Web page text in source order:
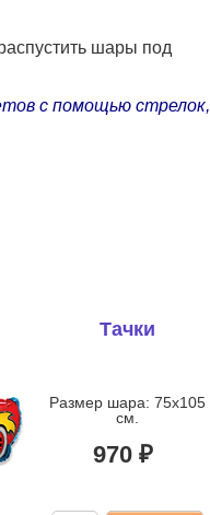
шары под
с помощью стрелок,
Тачки
Размер шара: 75х105
см.
970 ₽